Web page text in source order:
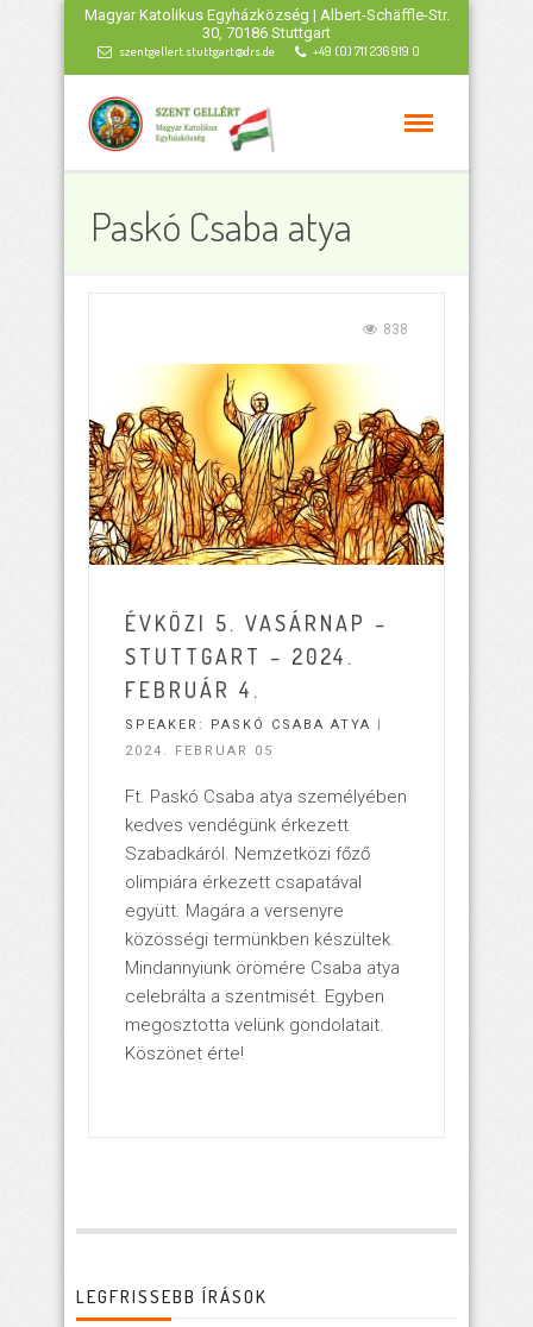
Magyar Katolikus Egyházközség | Albert-Schäffle-Str.
30, 70186 Stuttgart
szentgellert.stuttgart@drs.de +49 (0) 711 236 919 0
Paskó Csaba atya
838
ÉVKÖZI 5. VASÁRNAP –
STUTTGART – 2024.
FEBRUÁR 4.
SPEAKER: PASKÓ CSABA ATYA
2024. FEBRUAR 05
Ft. Paskó Csaba atya személyében
kedves vendégünk érkezett
Szabadkáról. Nemzetközi főző
olimpiára érkezett csapatával
együtt. Magára a versenyre
közösségi termünkben készültek.
Mindannyiunk örömére Csaba atya
celebrálta a szentmisét. Egyben
megosztotta velünk gondolatait.
Köszönet érte!
LEGFRISSEBB ÍRÁSOK